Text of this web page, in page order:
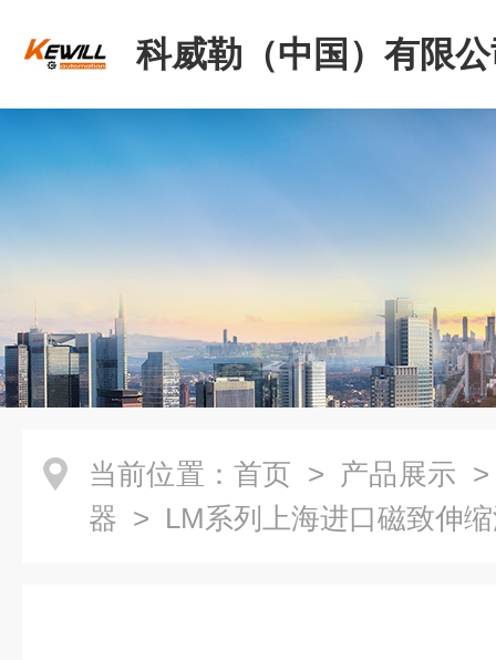
科威勒（中国）有限
当前位置： 首页 > 产品展示
器 > LM系列上海进口磁致伸